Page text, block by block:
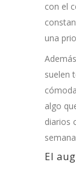
con el
una
suelen
algo
diarios
El